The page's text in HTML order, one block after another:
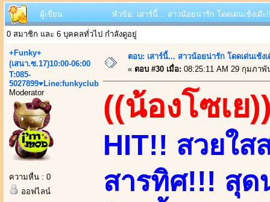
ผู้เขียน หัวข้อ: เสาร์นี้... สาวน้อยน่ารัก โดดเด่นเช้งเ
0 สมาชิก และ 6 บุคคลทั่วไป กำลังดูอยู่
+Funky+
(เสนา.ซ.17)10:00-06:00
T:085-
5027899♥Line:funkyclub
Moderator
ความหื่น : 0
ออฟไลน์
ตอบ: เสาร์นี้... สาวน้อยน่ารัก โดดเด่นเช้
« ตอบ #30 เมื่อ: 08:25:11 AM 29 กุมภาพั
((น้องโซเย
HIT!! สวยใ
สารทิศ!!! สุด